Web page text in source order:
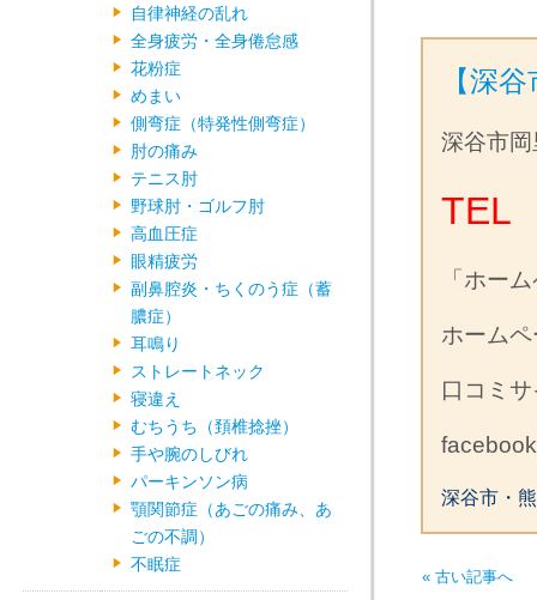
【深
深谷市
TEL
「ホー
ホーム
口コミ
深谷市・
« 古い記事へ
自律神経の乱れ
全身疲労・全身倦怠感
花粉症
めまい
側弯症（特発性側弯症）
肘の痛み
テニス肘
野球肘・ゴルフ肘
高血圧症
眼精疲労
副鼻腔炎・ちくのう症（蓄
膿症）
耳鳴り
ストレートネック
寝違え
むちうち（頚椎捻挫）
手や腕のしびれ
パーキンソン病
顎関節症（あごの痛み、あ
ごの不調）
不眠症